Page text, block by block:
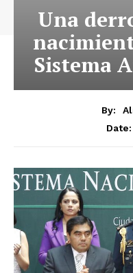
Una
Sistema
By:
Date: